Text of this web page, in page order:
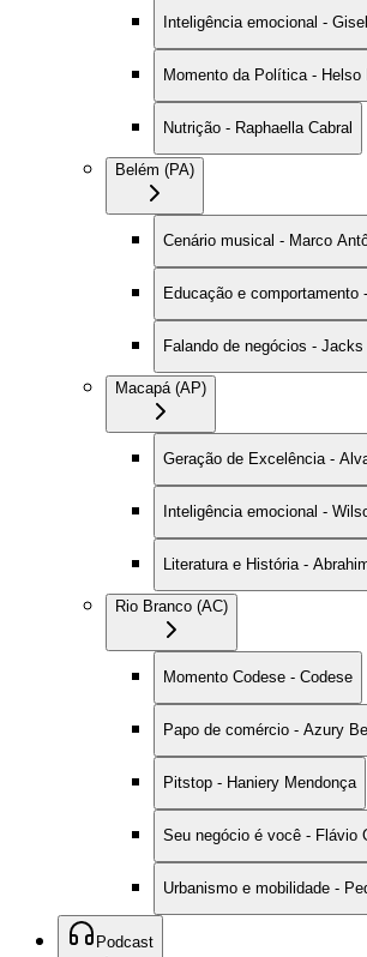
Inteligência emocional -
Momento da Política - Helso
Nutrição - Raphaella Cabral
Belém (PA)
Cenário musical - Marco
Educação e comportamento
Falando de negócios - Jacks
Macapá (AP)
Geração de Excelência -
Inteligência emocional -
Literatura e História -
Rio Branco (AC)
Momento Codese - Codese
Papo de comércio - Azury
Pitstop - Haniery Mendonça
Seu negócio é você - Flávio
Urbanismo e mobilidade -
Podcast